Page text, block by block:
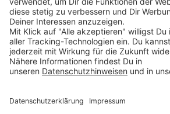
* Versandkostenfrei ab 9,00 €
Deutschlands
** Lieferzeit 1-3 Werktage innerhalb
Thienemann-Esslinger Verlag GmbH,